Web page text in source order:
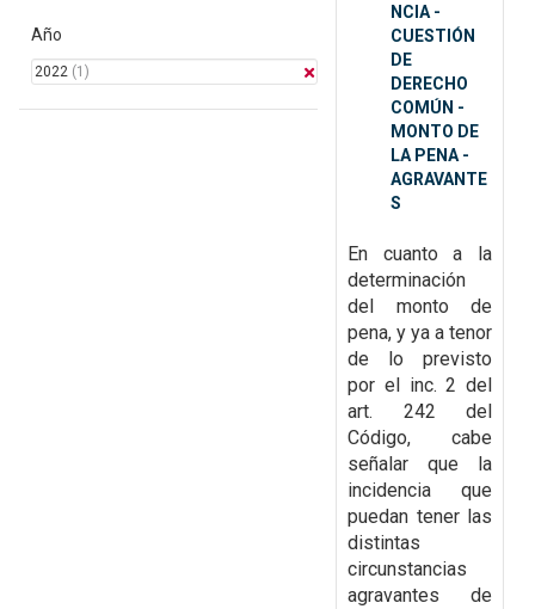
Año
2022 (1)
NCIA -
CUESTIÓN
DE
DERECHO
COMÚN -
MONTO DE
LA PENA -
AGRAVANTE
S
En cuanto a la
determinación
del monto de
pena, y ya a tenor
de lo previsto
por el inc. 2 del
art. 242 del
Código, cabe
señalar que la
incidencia que
puedan tener las
distintas
circunstancias
agravantes de